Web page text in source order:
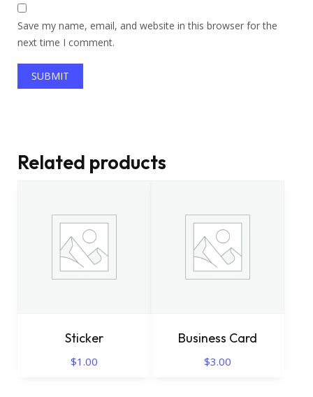
Save my name, email, and website in this browser for the
next time I comment.
Related products
Sticker
$1.00
Business Card
$3.00